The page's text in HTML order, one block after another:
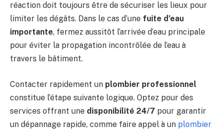
réaction doit toujours être de sécuriser les lieux pour
limiter les dégâts. Dans le cas d’une fuite d’eau
importante, fermez aussitôt l’arrivée d’eau principale
pour éviter la propagation incontrôlée de l’eau à
travers le bâtiment.
Contacter rapidement un plombier professionnel
constitue l’étape suivante logique. Optez pour des
services offrant une disponibilité 24/7 pour garantir
un dépannage rapide, comme faire appel à un plombier